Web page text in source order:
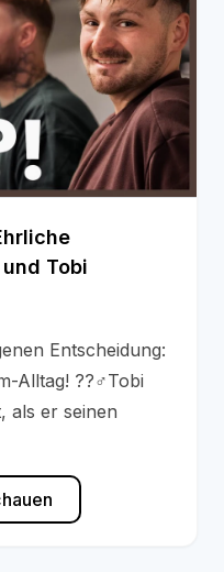
Tobi
Entscheidung:
Alltag! ??‍♂️Tobi
als er seinen